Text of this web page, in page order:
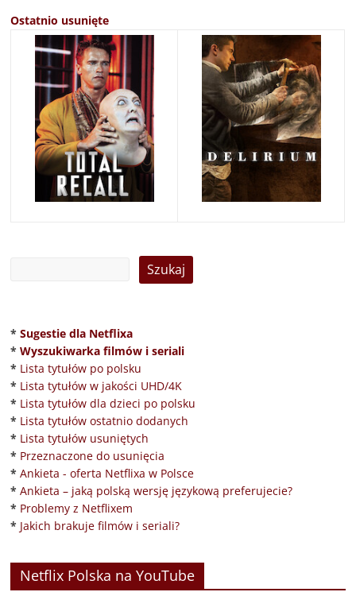
Ostatnio usunięte
* Sugestie dla Netflixa
* Wyszukiwarka filmów i seriali
* Lista tytułów po polsku
* Lista tytułów w jakości UHD/4K
* Lista tytułów dla dzieci po polsku
* Lista tytułów ostatnio dodanych
* Lista tytułów usuniętych
* Przeznaczone do usunięcia
* Ankieta - oferta Netflixa w Polsce
* Ankieta – jaką polską wersję językową preferujecie?
* Problemy z Netflixem
* Jakich brakuje filmów i seriali?
Netflix Polska na YouTube